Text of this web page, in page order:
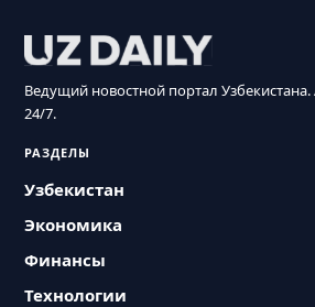
Ведущий новостной портал
24/7.
РАЗДЕЛЫ
Узбекистан
Экономика
Финансы
Технологии